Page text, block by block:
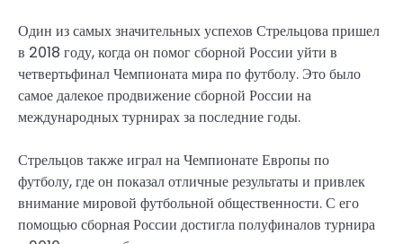
Один из самых значительных успехов Стрельцова пришел
в 2018 году, когда он помог сборной России уйти в
четвертьфинал Чемпионата мира по футболу. Это было
самое далекое продвижение сборной России на
международных турнирах за последние годы.
Стрельцов также играл на Чемпионате Европы по
футболу, где он показал отличные результаты и привлек
внимание мировой футбольной общественности. С его
помощью сборная России достигла полуфиналов турнира